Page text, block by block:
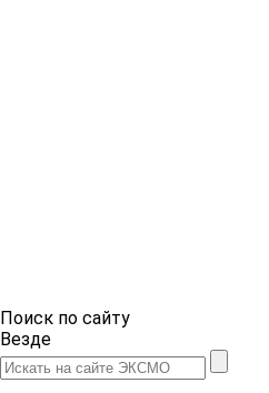
Поиск по сайту
Везде